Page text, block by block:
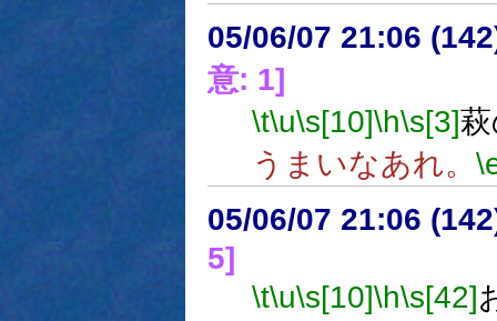
05/06/07 21:06
意: 1]
\t\u\s[10]\h\s[3]
うまいなあれ。
05/06/07 21:06
5]
\t\u\s[10]\h\s[42]